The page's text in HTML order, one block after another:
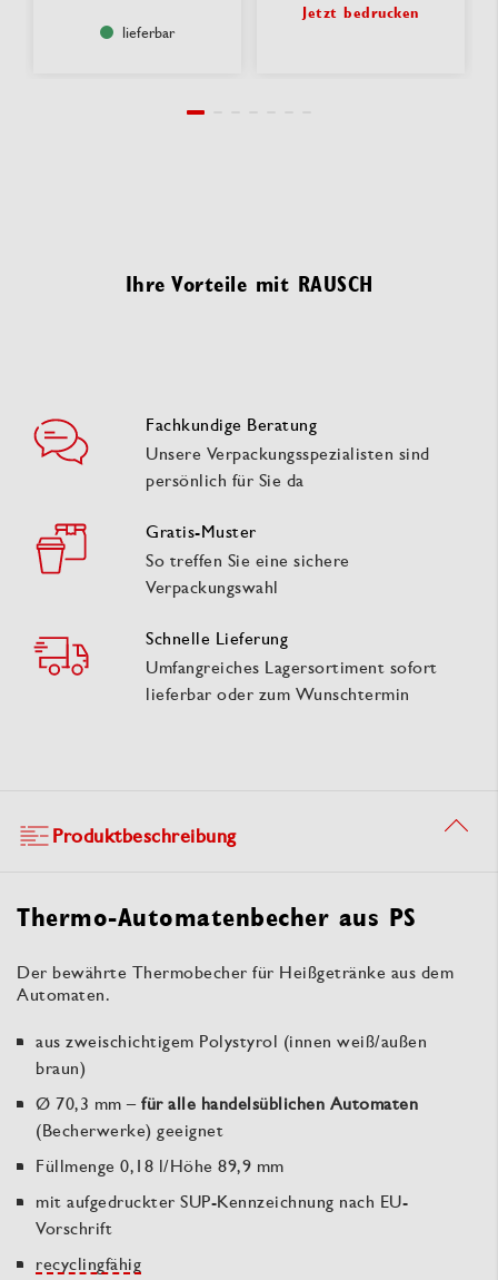
lieferbar
Jetzt bedrucken
Ihre Vorteile mit RAUSCH
Fachkundige Beratung
Unsere Verpackungsspezialisten sind
persönlich für Sie da
Gratis-Muster
So treffen Sie eine sichere
Verpackungswahl
Schnelle Lieferung
Umfangreiches Lagersortiment sofort
lieferbar oder zum Wunschtermin
Produktbeschreibung
Thermo-Automatenbecher aus PS
Der bewährte Thermobecher für Heißgetränke aus dem
Automaten.
aus zweischichtigem Polystyrol (innen weiß/außen
braun)
Ø 70,3 mm – für alle handelsüblichen Automaten
(Becherwerke) geeignet
Füllmenge 0,18 l/Höhe 89,9 mm
mit aufgedruckter SUP-Kennzeichnung nach EU-
Vorschrift
recyclingfähig